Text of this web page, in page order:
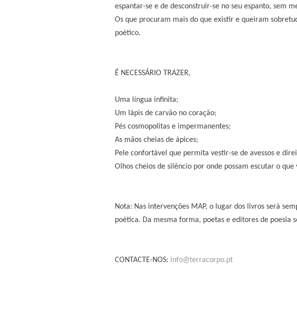
espantar-se e de desconstruir-se no seu espanto, sem
Os que procuram mais do que existir e queiram
poético.
É NECESSÁRIO TRAZER,
Uma língua infinita;
Um lápis de carvão no coração;
Pés cosmopolitas e impermanentes;
As mãos cheias de ápices;
Pele confortável que permita vestir-se de avessos e
Olhos cheios de silêncio por onde possam escutar o que
Nota: Nas intervenções MAP, o lugar dos livros será
poética. Da mesma forma, poetas e editores de
CONTACTE-NOS: info@terracorpo.pt